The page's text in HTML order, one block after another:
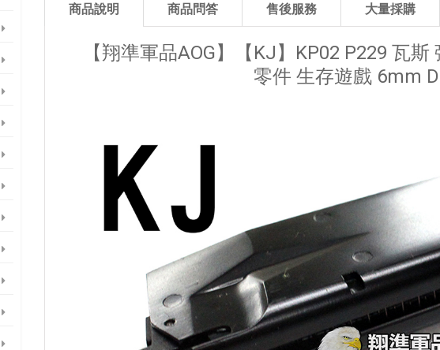
商品說明 商品問答 售後服務 大量採購
【翔準軍品AOG】【KJ】KP02 P229 瓦
零件 生存遊戲 6mm